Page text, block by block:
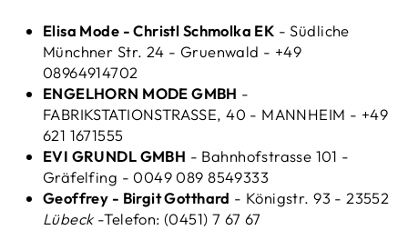
Elisa Mode - Christl Schmolka EK - Südliche
Münchner Str. 24 - Gruenwald - +49
08964914702
ENGELHORN MODE GMBH -
FABRIKSTATIONSTRASSE, 40 - MANNHEIM - +49
621 1671555
EVI GRUNDL GMBH - Bahnhofstrasse 101 -
Gräfelfing - 0049 089 8549333
Geoffrey - Birgit Gotthard - Königstr. 93 - 23552
Lübeck-Telefon: (0451) 7 67 67